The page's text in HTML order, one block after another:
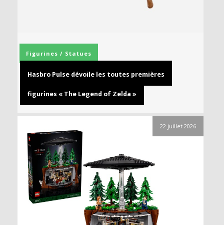
Figurines / Statues
Hasbro Pulse dévoile les toutes premières
figurines « The Legend of Zelda »
22 juillet 2026